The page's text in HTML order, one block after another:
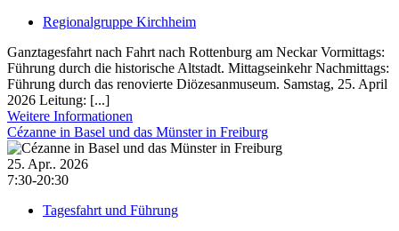
Regionalgruppe Kirchheim
Ganztagesfahrt nach Fahrt nach Rottenburg am Neckar Vormittags:
Führung durch die historische Altstadt. Mittagseinkehr Nachmittags:
Führung durch das renovierte Diözesanmuseum. Samstag, 25. April
2026 Leitung: [...]
Weitere Informationen
Cézanne in Basel und das Münster in Freiburg
25. Apr.. 2026
7:30-20:30
Tagesfahrt und Führung